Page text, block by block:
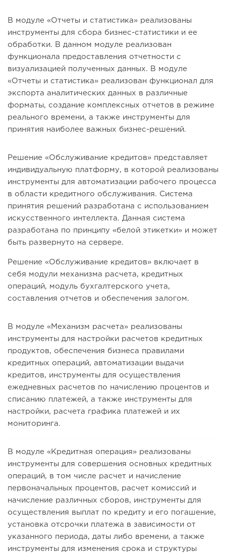
В модуле «Отчеты и статистика» реализованы
инструменты для сбора бизнес-статистики и ее
обработки. В данном модуле реализован
функционала предоставления отчетности с
визуализацией полученных данных. В модуле
«Отчеты и статистика» реализован функционал для
экспорта аналитических данных в различные
форматы, создание комплексных отчетов в режиме
реального времени, а также инструменты для
принятия наиболее важных бизнес-решений.
Решение «Обслуживание кредитов» представляет
индивидуальную платформу, в которой реализованы
инструменты для автоматизации рабочего процесса
в области кредитного обслуживания. Система
принятия решений разработана с использованием
искусственного интеллекта. Данная система
разработана по принципу «белой этикетки» и может
быть развернуто на сервере.
Решение «Обслуживание кредитов» включает в
себя модули механизма расчета, кредитных
операций, модуль бухгалтерского учета,
составления отчетов и обеспечения залогом.
В модуле «Механизм расчета» реализованы
инструменты для настройки расчетов кредитных
продуктов, обеспечения бизнеса правилами
кредитных операций, автоматизации выдачи
кредитов, инструменты для осуществления
ежедневных расчетов по начислению процентов и
списанию платежей, а также инструменты для
настройки, расчета графика платежей и их
мониторинга.
В модуле «Кредитная операция» реализованы
инструменты для совершения основных кредитных
операций, в том числе расчет и начисление
первоначальных процентов, расчет комиссий и
начисление различных сборов, инструменты для
осуществления выплат по кредиту и его погашение,
установка отсрочки платежа в зависимости от
указанного периода, даты либо времени, а также
инструменты для изменения срока и структуры